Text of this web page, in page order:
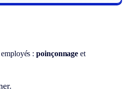
employés :poinçonnage et